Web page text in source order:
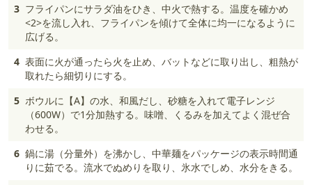
3 フライパンにサラダ油をひき、中火で熱する。温度を確かめ
<2>を流し入れ、フライパンを傾けて全体に均一になるように
広げる。
4 表面に火が通ったら火を止め、バットなどに取り出し、粗熱が
取れたら細切りにする。
5 ボウルに【A】の水、和風だし、砂糖を入れて電子レンジ
（600W）で1分加熱する。味噌、くるみを加えてよく混ぜ合
わせる。
6 鍋に湯（分量外）を沸かし、中華麺をパッケージの表示時間通
りに茹でる。流水でぬめりを取り、氷水でしめ、水分をきる。